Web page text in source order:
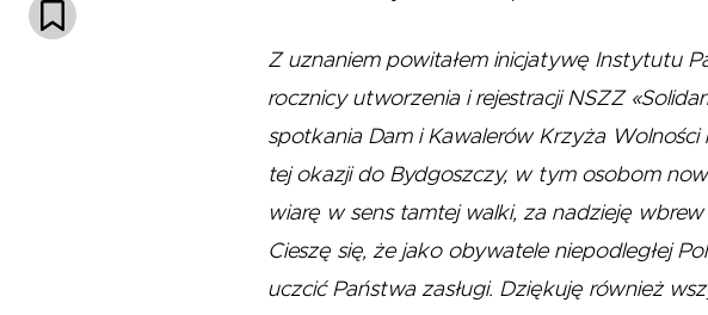
Z uznaniem powitałem inicjatywę Instytutu
rocznicy utworzenia i rejestracji NSZZ
spotkania Dam i Kawalerów Krzyża
tej okazji do Bydgoszczy, w tym osobom
wiarę w sens tamtej walki, za nadzieję
Cieszę się, że jako obywatele niepodległej
uczcić Państwa zasługi. Dziękuję również